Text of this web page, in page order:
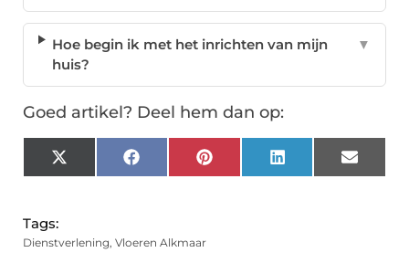
Hoe begin ik met het inrichten van mijn
huis?
▼
Goed artikel? Deel hem dan op:
X
(Twitter)
FacebookPinterest LinkedIn Email
Tags:
Dienstverlening, Vloeren Alkmaar